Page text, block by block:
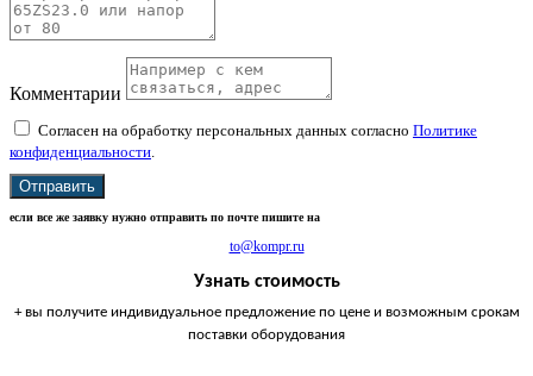
Комментарии
Согласен на обработку персональных данных согласно Политике
конфиденциальности
Отправить
если все же заявку нужно отправить по почте пишите на
to@kompr.ru
Узнать стоимость
+ вы получите индивидуальное предложение по цене и возможным срокам
поставки оборудования